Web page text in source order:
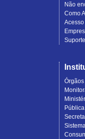
Não
Como
Suporte
Pública